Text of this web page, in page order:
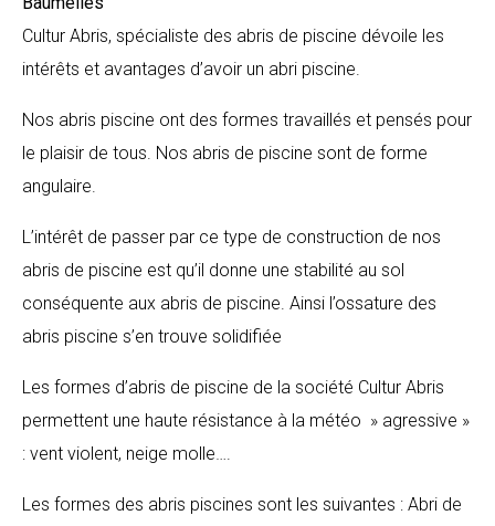
Cultur Abris, spécialiste des abris de piscine dévoile les
intérêts et avantages d’avoir un abri piscine.
Nos abris piscine ont des formes travaillés et pensés pour
le plaisir de tous. Nos abris de piscine sont de forme
angulaire.
L’intérêt de passer par ce type de construction de nos
abris de piscine est qu’il donne une stabilité au sol
conséquente aux abris de piscine. Ainsi l’ossature des
abris piscine s’en trouve solidifiée
Les formes d’abris de piscine de la société Cultur Abris
permettent une haute résistance à la météo » agressive »
: vent violent, neige molle….
Les formes des abris piscines sont les suivantes : Abri de